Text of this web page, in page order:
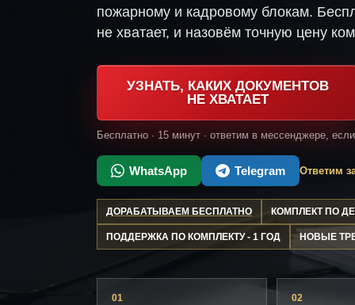
пожарному и кадровому блокам.
не хватает, и назовём точную цену
УЗНАТЬ, КАКИХ ДОКУМЕНТОВ
НЕ ХВАТАЕТ
Бесплатно · 15 минут · ответим в мессенджере,
WhatsApp Telegram Ответим
ДОРАБАТЫВАЕМ БЕСПЛАТНО КОМПЛЕКТ ПО
ПОДДЕРЖКА ПО КОМПЛЕКТУ - 1 ГОД НОВЫЕ
01 02